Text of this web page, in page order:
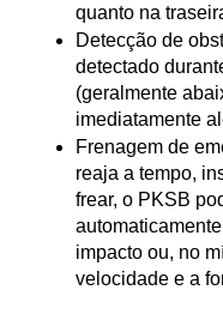
quanto na
Detecção de
detectado
(geralmente
imediatamente
Frenagem de
reaja a tempo,
frear, o PKSB
impacto ou, no
velocidade e a